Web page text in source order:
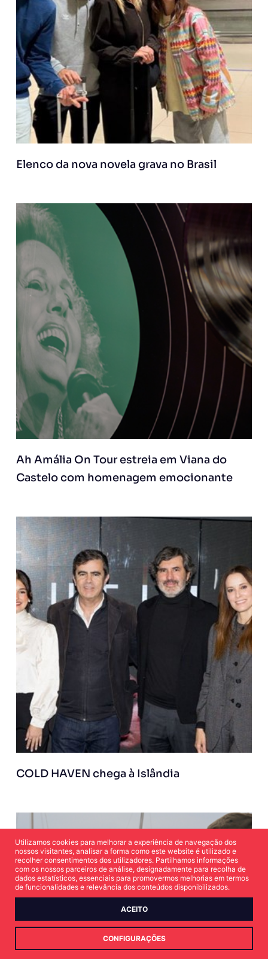
Elenco da nova novela grava no Brasil
Ah Amália On Tour estreia em Viana do
Castelo com homenagem emocionante
COLD HAVEN chega à Islândia
Utilizamos cookies para melhorar a experiência de navegação dos
nossos visitantes, analisar a forma como este website é utilizado e
recolher consentimentos dos utilizadores. Partilhamos informações
com os nossos parceiros de análise, designadamente para recolha de
dados estatísticos, essenciais para promovermos melhorias em termos
de funcionalidades e relevância dos conteúdos disponibilizados.
CONFIGURAÇÕES
ACEITO